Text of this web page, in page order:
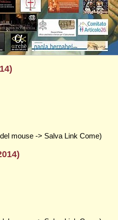
mouse -> Salva Link Come)